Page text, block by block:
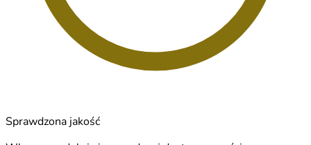
Sprawdzona jakość